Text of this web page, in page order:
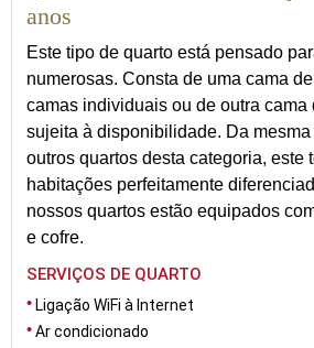
anos
Este tipo de quarto está pensado
numerosas. Consta de uma cama
camas individuais ou de outra cama
sujeita à disponibilidade. Da
outros quartos desta categoria, este
habitações perfeitamente
nossos quartos estão equipados
e cofre.
SERVIÇOS DE QUARTO
Ligação WiFi à Internet
Ar condicionado